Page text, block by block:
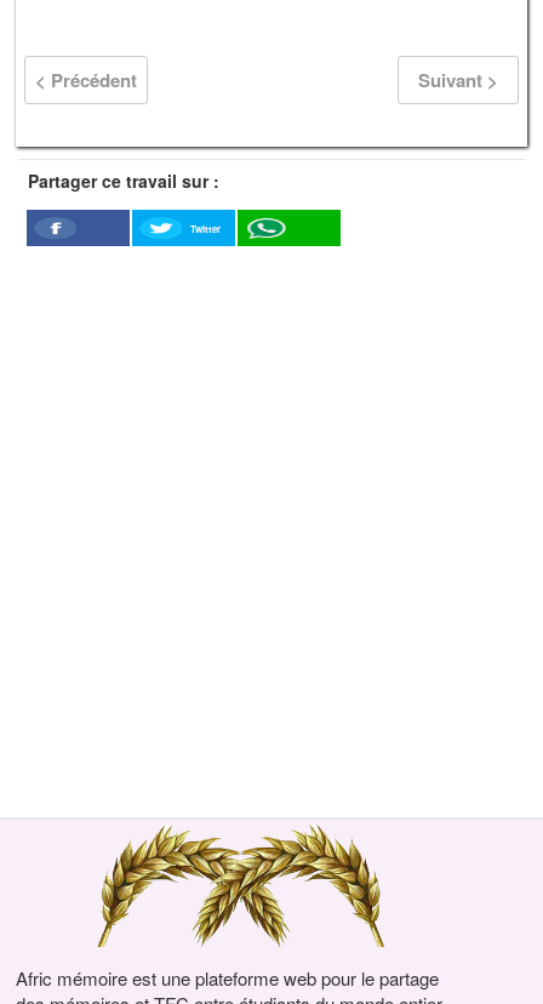
< Précédent Suivant >
Partager ce travail sur :
Facebook
Twitter
Afric mémoire est une plateforme web pour le partage